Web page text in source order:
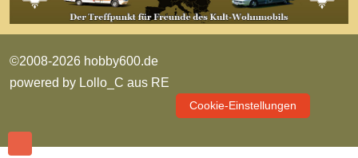
©2008-2026 hobby600.de
powered by Lollo_C aus RE
Cookie-Einstellungen